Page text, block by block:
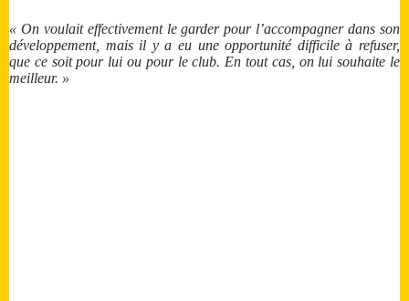
« On voulait effectivement le garder pour l’accompagner dans son
développement, mais il y a eu une opportunité difficile à refuser,
que ce soit pour lui ou pour le club. En tout cas, on lui souhaite le
meilleur. »